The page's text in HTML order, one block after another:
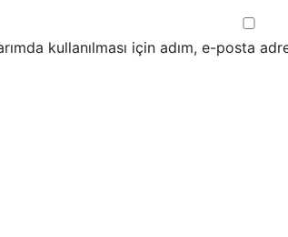
kullanılması için adım, e-posta